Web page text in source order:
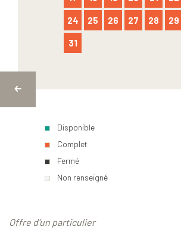
24 25 26 27 28 29
31
Disponible
Complet
Fermé
Non renseigné
Offre d'un particulier